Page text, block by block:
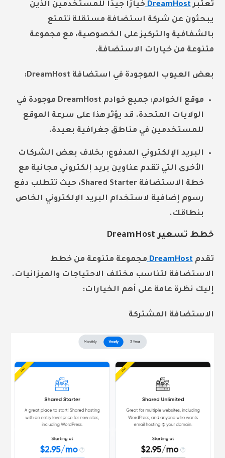
تُعتبرDreamHost خيارًا جيدًا للمستخدمين الذين
يبحثون عن شركة استضافة مستقلة تتمتع
بالشفافية والتركيز على الخصوصية، مع مجموعة
متنوعة من خيارات الاستضافة.
بعض العيوب الموجودة في استضافة DreamHost:
موقع الخوادم: جميع خوادم DreamHost موجودة في
الولايات المتحدة. قد يؤثر هذا على سرعة الموقع
للمستخدمين في مناطق جغرافية بعيدة.
البريد الإلكتروني المدفوع: بخلاف بعض الشركات
الأخرى التي تقدم عناوين بريد إلكتروني مجانية مع
خطة الاستضافة Shared Starter، حيث تتطلب دفع
رسوم إضافية لاستخدام البريد الإلكتروني الخاص
بنطاقك.
خطط تسعير DreamHost
تقدمDreamHost مجموعة متنوعة من خطط
الاستضافة لتناسب مختلف الاحتياجات والميزانيات.
إليك نظرة عامة على أهم الخيارات:
الاستضافة المشتركة